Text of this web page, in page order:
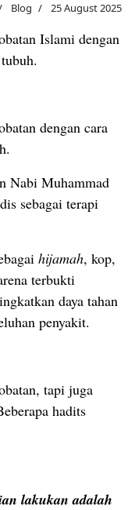
Blog 25 August 2025
Islami dengan
dengan cara
Nabi Muhammad
hijamah, kop,
terbukti
daya tahan
penyakit.
tapi juga
lakukan adalah